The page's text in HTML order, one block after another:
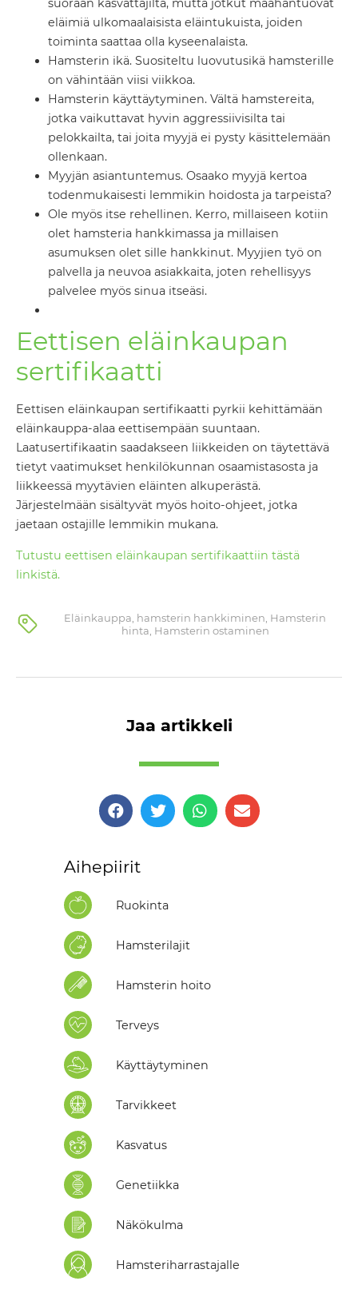
suoraan kasvattajilta, mutta jotkut maahantuovat
eläimiä ulkomaalaisista eläintukuista, joiden
toiminta saattaa olla kyseenalaista.
Hamsterin ikä. Suositeltu luovutusikä hamsterille
on vähintään viisi viikkoa.
Hamsterin käyttäytyminen. Vältä hamstereita,
jotka vaikuttavat hyvin aggressiivisilta tai
pelokkailta, tai joita myyjä ei pysty käsittelemään
ollenkaan.
Myyjän asiantuntemus. Osaako myyjä kertoa
todenmukaisesti lemmikin hoidosta ja tarpeista?
Ole myös itse rehellinen. Kerro, millaiseen kotiin
olet hamsteria hankkimassa ja millaisen
asumuksen olet sille hankkinut. Myyjien työ on
palvella ja neuvoa asiakkaita, joten rehellisyys
palvelee myös sinua itseäsi.
Eettisen eläinkaupan
sertifikaatti
Eettisen eläinkaupan sertifikaatti pyrkii kehittämään
eläinkauppa-alaa eettisempään suuntaan.
Laatusertifikaatin saadakseen liikkeiden on täytettävä
tietyt vaatimukset henkilökunnan osaamistasosta ja
liikkeessä myytävien eläinten alkuperästä.
Järjestelmään sisältyvät myös hoito-ohjeet, jotka
jaetaan ostajille lemmikin mukana.
Tutustu eettisen eläinkaupan sertifikaattiin tästä
linkistä.
Eläinkauppa hamsterin hankkiminen Hamsterin
hinta Hamsterin ostaminen
Jaa artikkeli
Aihepiirit
Ruokinta
Hamsterilajit
Hamsterin hoito
Terveys
Käyttäytyminen
Tarvikkeet
Kasvatus
Genetiikka
Näkökulma
Hamsteriharrastajalle